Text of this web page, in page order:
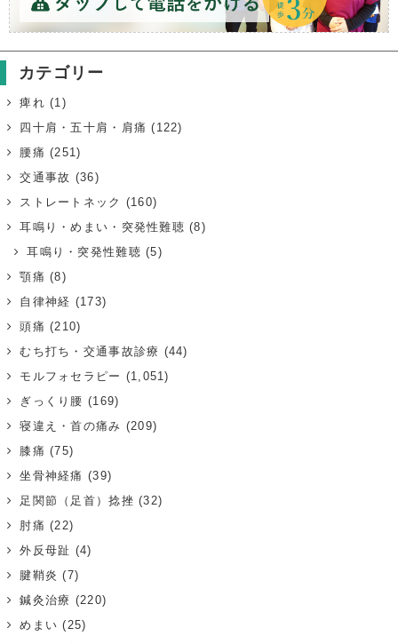
カテゴリー
痺れ (1)
四十肩・五十肩・肩痛 (122)
腰痛 (251)
交通事故 (36)
ストレートネック (160)
耳鳴り・めまい・突発性難聴 (8)
耳鳴り・突発性難聴 (5)
顎痛 (8)
自律神経 (173)
頭痛 (210)
むち打ち・交通事故診療 (44)
モルフォセラピー (1,051)
ぎっくり腰 (169)
寝違え・首の痛み (209)
膝痛 (75)
坐骨神経痛 (39)
足関節（足首）捻挫 (32)
肘痛 (22)
外反母趾 (4)
腱鞘炎 (7)
鍼灸治療 (220)
めまい (25)